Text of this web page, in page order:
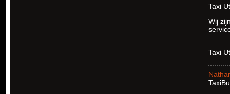
Taxi
Wij
Taxi